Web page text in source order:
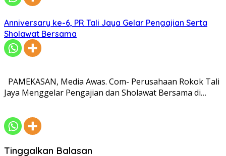
Anniversary ke-6, PR Tali Jaya Gelar Pengajian Serta
Sholawat Bersama
PAMEKASAN, Media Awas. Com- Perusahaan Rokok Tali
Jaya Menggelar Pengajian dan Sholawat Bersama di…
Tinggalkan Balasan